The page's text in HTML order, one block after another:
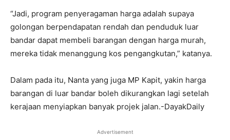
“Jadi, program penyeragaman harga adalah supaya
golongan berpendapatan rendah dan penduduk luar
bandar dapat membeli barangan dengan harga murah,
mereka tidak menanggung kos pengangkutan,” katanya.
Dalam pada itu, Nanta yang juga MP Kapit, yakin harga
barangan di luar bandar boleh dikurangkan lagi setelah
kerajaan menyiapkan banyak projek jalan.-DayakDaily
Advertisement